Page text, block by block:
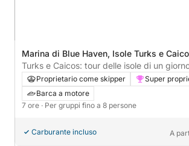
Marina di Blue Haven, Isole Turks e
Turks e Caicos: tour delle isole di un
nascosti
Proprietario come skipper
Super
Barca a motore
7 ore · Per gruppi fino a 8 persone
Carburante incluso A